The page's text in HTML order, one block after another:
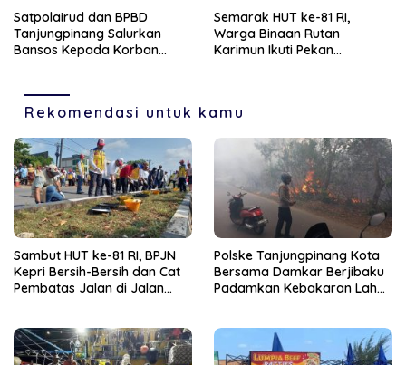
Satpolairud dan BPBD
Tanjungpinang Salurkan
Bansos Kepada Korban
Semarak HUT ke-81 RI,
Warga Binaan Rutan
Karimun Ikuti Pekan
Rekomendasi untuk kamu
Sambut HUT ke-81 RI, BPJN
Kepri Bersih-Bersih dan Cat
Pembatas Jalan di Jalan
Polske Tanjungpinang Kota
Bersama Damkar Berjibaku
Padamkan Kebakaran Lahan